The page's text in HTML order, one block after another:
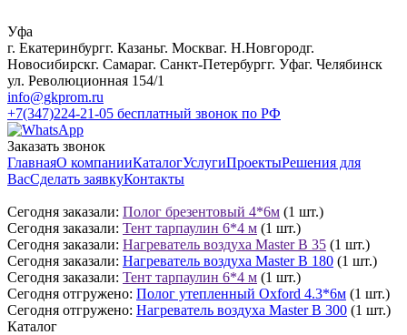
Уфа
г. Екатеринбургг. Казаньг. Москваг. Н.Новгородг.
Новосибирскг. Самараг. Санкт-Петербургг. Уфаг. Челябинск
ул. Революционная 154/1
info@gkprom.ru
+7(347)224-21-05 бесплатный звонок по РФ
Заказать звонок
ГлавнаяО компанииКаталогУслугиПроектыРешения для
ВасСделать заявкуКонтакты
Сегодня заказали: Полог брезентовый 4*6м (1 шт.)
Сегодня заказали: Тент тарпаулин 6*4 м (1 шт.)
Сегодня заказали: Нагреватель воздуха Master B 35 (1 шт.)
Сегодня заказали: Нагреватель воздуха Master B 180 (1 шт.)
Сегодня заказали: Тент тарпаулин 6*4 м (1 шт.)
Сегодня отгружено: Полог утепленный Oxford 4.3*6м (1 шт.)
Сегодня отгружено: Нагреватель воздуха Master B 300 (1 шт.)
Каталог